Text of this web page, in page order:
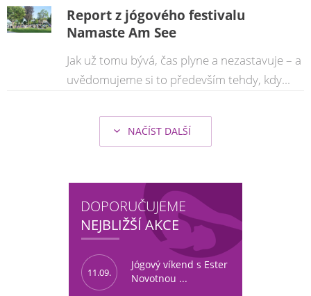
Report z jógového festivalu
Namaste Am See
Jak už tomu bývá, čas plyne a nezastavuje – a
uvědomujeme si to především tehdy, kdy...
NAČÍST DALŠÍ
DOPORUČUJEME
NEJBLIŽŠÍ AKCE
11.09.
Jógový víkend s Ester
Novotnou ...